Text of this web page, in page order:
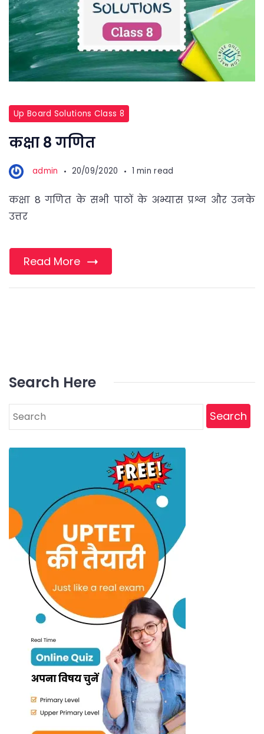
Up Board Solutions Class 8
कक्षा 8 गणित
admin 20/09/2020 1 min read
कक्षा 8 गणित के सभी पाठों के अभ्यास प्रश्न और उनके
उत्तर
Read More
Search Here
Search
for: